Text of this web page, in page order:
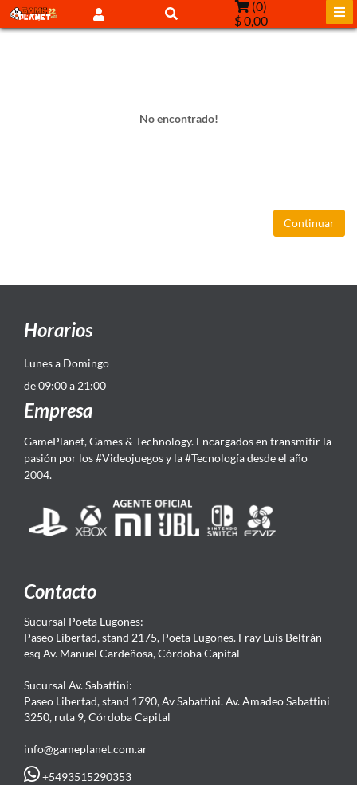
(0)
$ 0,00
No encontrado!
Continuar
Horarios
Lunes a Domingo
de 09:00 a 21:00
Empresa
GamePlanet, Games & Technology. Encargados en transmitir la
pasión por los #Videojuegos y la #Tecnología desde el año
2004.
Contacto
Sucursal Poeta Lugones:
Paseo Libertad, stand 2175, Poeta Lugones. Fray Luis Beltrán
esq Av. Manuel Cardeñosa, Córdoba Capital
Sucursal Av. Sabattini:
Paseo Libertad, stand 1790, Av Sabattini. Av. Amadeo Sabattini
3250, ruta 9, Córdoba Capital
info@gameplanet.com.ar
+5493515290353